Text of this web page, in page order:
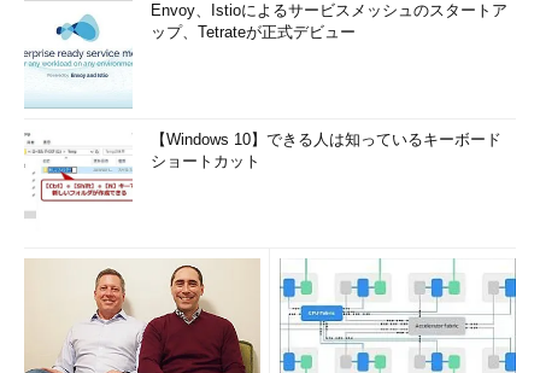
Envoy、Istioによるサービスメッシュのスタートア
ップ、Tetrateが正式デビュー
【Windows 10】できる人は知っているキーボード
ショートカット